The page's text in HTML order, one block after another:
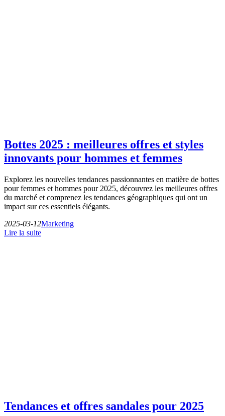
Bottes 2025 : meilleures offres et styles
innovants pour hommes et femmes
Explorez les nouvelles tendances passionnantes en matière de bottes
pour femmes et hommes pour 2025, découvrez les meilleures offres
du marché et comprenez les tendances géographiques qui ont un
impact sur ces essentiels élégants.
2025-03-12Marketing
Lire la suite
Tendances et offres sandales pour 2025